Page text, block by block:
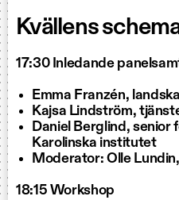
Kvällens
17:30 Inledande
Emma Franzén,
Kajsa Lindström,
Daniel Berglind, senior
Karolinska institutet
Moderator: Olle
18:15 Workshop